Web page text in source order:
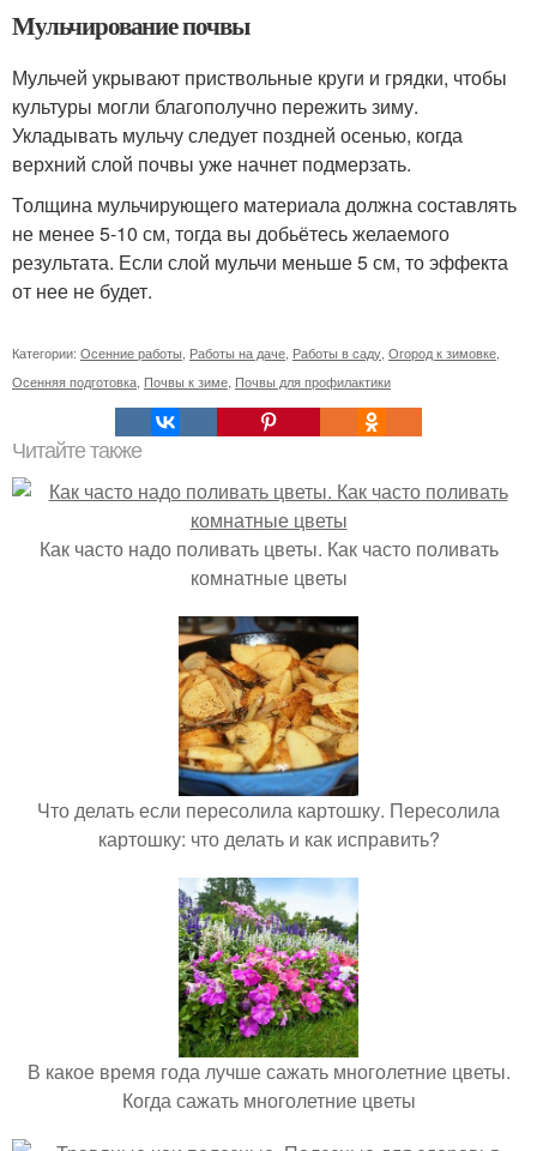
Мульчирование почвы
Мульчей укрывают приствольные круги и грядки, чтобы
культуры могли благополучно пережить зиму.
Укладывать мульчу следует поздней осенью, когда
верхний слой почвы уже начнет подмерзать.
Толщина мульчирующего материала должна составлять
не менее 5-10 см, тогда вы добьётесь желаемого
результата. Если слой мульчи меньше 5 см, то эффекта
от нее не будет.
Категории: Осенние работы Работы на даче Работы в саду Огород к зимовке
Осенняя подготовка Почвы к зиме Почвы для профилактики
Читайте также
Как часто надо поливать цветы. Как часто поливать
комнатные цветы
Что делать если пересолила картошку. Пересолила
картошку: что делать и как исправить?
В какое время года лучше сажать многолетние цветы.
Когда сажать многолетние цветы